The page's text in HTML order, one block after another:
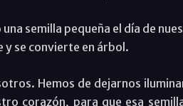
semilla pequeña el día de
y se convierte en árbol.
Hemos de dejarnos
corazón, para que esa